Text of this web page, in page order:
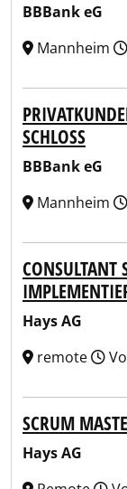
BBBank eG
Mannheim
SCHLOSS
BBBank eG
Mannheim
CONSULTANT
Hays AG
remote
SCRUM
Hays AG